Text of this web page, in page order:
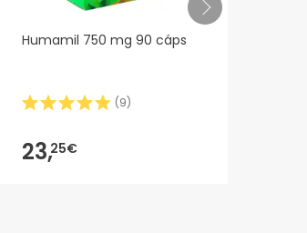
Humamil 750 mg 90 cáps
(9)
23,25€